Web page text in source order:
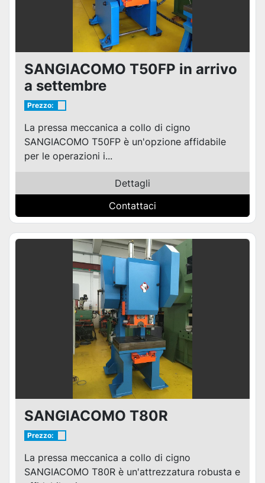
SANGIACOMO T50FP in arrivo
a settembre
Prezzo:
La pressa meccanica a collo di cigno
SANGIACOMO T50FP è un'opzione affidabile
per le operazioni i...
Dettagli
Contattaci
SANGIACOMO T80R
Prezzo:
La pressa meccanica a collo di cigno
SANGIACOMO T80R è un'attrezzatura robusta e